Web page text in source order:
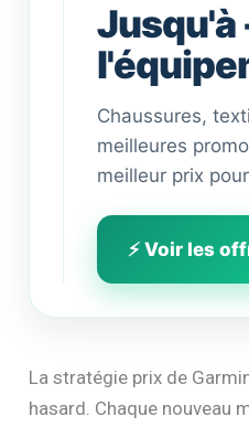
Jusqu'à
Chaussures,
meilleures
meilleur prix
⚡ Voir les
La stratégie prix de
hasard. Chaque nouveau